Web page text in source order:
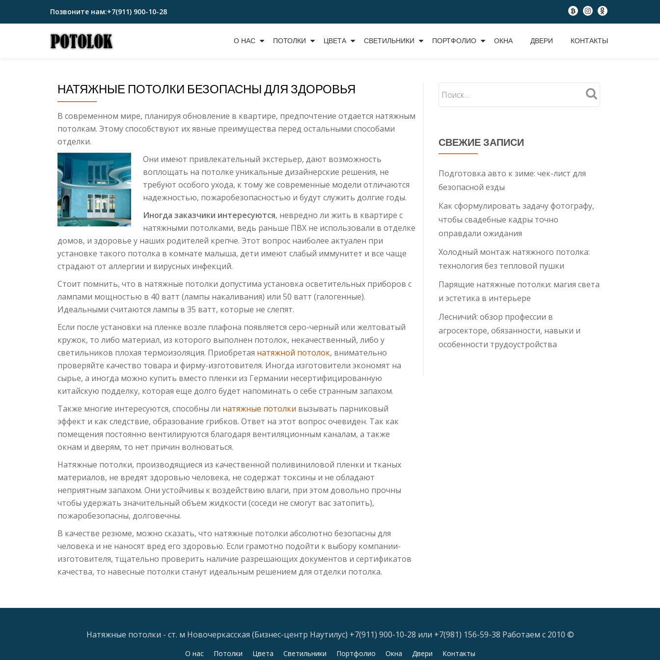
Перейти
Позвоните нам:+7(911) 900-10-28
fa-
btc
fa-
instagram
fa-
odnoklassniki
О НАС ПОТОЛКИ ЦВЕТА СВЕТИЛЬНИКИ ПОРТФОЛИО ОКНА ДВЕРИ КОНТАКТЫ
НАТЯЖНЫЕ ПОТОЛКИ БЕЗОПАСНЫ ДЛЯ ЗДОРОВЬЯ
В современном мире, планируя обновление в квартире, предпочтение отдается натяжным
потолкам. Этому способствуют их явные преимущества перед остальными способами
отделки.
Они имеют привлекательный экстерьер, дают возможность
воплощать на потолке уникальные дизайнерские решения, не
требуют особого ухода, к тому же современные модели отличаются
надежностью, пожаробезопасностью и будут служить долгие годы.
Иногда заказчики интересуются, невредно ли жить в квартире с
натяжными потолками, ведь раньше ПВХ не использовали в отделке
домов, и здоровье у наших родителей крепче. Этот вопрос наиболее актуален при
установке такого потолка в комнате малыша, дети имеют слабый иммунитет и все чаще
страдают от аллергии и вирусных инфекций.
Стоит помнить, что в натяжные потолки допустима установка осветительных приборов с
лампами мощностью в 40 ватт (лампы накаливания) или 50 ватт (галогенные).
Идеальными считаются лампы в 35 ватт, которые не слепят.
Если после установки на пленке возле плафона появляется серо-черный или желтоватый
кружок, то либо материал, из которого выполнен потолок, некачественный, либо у
светильников плохая термоизоляция. Приобретая натяжной потолок, внимательно
проверяйте качество товара и фирму-изготовителя. Иногда изготовители экономят на
сырье, а иногда можно купить вместо пленки из Германии несертифицированную
китайскую подделку, которая еще долго будет напоминать о себе странным запахом.
Также многие интересуются, способны ли натяжные потолки вызывать парниковый
эффект и как следствие, образование грибков. Ответ на этот вопрос очевиден. Так как
помещения постоянно вентилируются благодаря вентиляционным каналам, а также
окнам и дверям, то нет причин волноваться.
Натяжные потолки, производящиеся из качественной поливиниловой пленки и тканых
материалов, не вредят здоровью человека, не содержат токсины и не обладают
неприятным запахом. Они устойчивы к воздействию влаги, при этом довольно прочны
чтобы удержать значительный объем жидкости (соседи не смогут вас затопить),
пожаробезопасны, долговечны.
В качестве резюме, можно сказать, что натяжные потолки абсолютно безопасны для
человека и не наносят вред его здоровью. Если грамотно подойти к выбору компании-
изготовителя, тщательно проверить наличие разрешающих документов и сертификатов
качества, то навесные потолки станут идеальным решением для отделки потолка.
СВЕЖИЕ ЗАПИСИ
Подготовка авто к зиме: чек-лист для
безопасной езды
Как сформулировать задачу фотографу,
чтобы свадебные кадры точно
оправдали ожидания
Холодный монтаж натяжного потолка:
технология без тепловой пушки
Парящие натяжные потолки: магия света
и эстетика в интерьере
Лесничий: обзор профессии в
агросекторе, обязанности, навыки и
особенности трудоустройства
Натяжные потолки - ст. м Новочеркасская (Бизнес-центр Наутилус) +7(911) 900-10-28 или +7(981) 156-59-38 Работаем с 2010 ©
ДополнительноеО нас Потолки Цвета Светильники Портфолио Окна Двери Контакты